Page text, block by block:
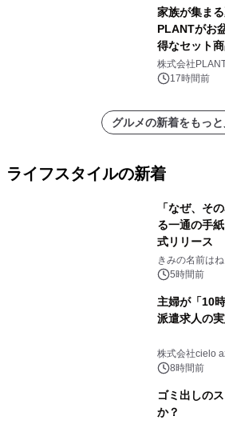
家族が集ま
PLANTがお
得なセット
株式会社
17時間前
グルメの新着をもっ
ライフスタイルの新着
「なぜ、そ
る一通の手
式リリース
きみの名前はね
5時間前
主婦が「10
派遣求人の
株式会社cielo
8時間前
ゴミ出しの
か？